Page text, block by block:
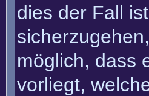
dies der Fall
möglich, dass
vorliegt,